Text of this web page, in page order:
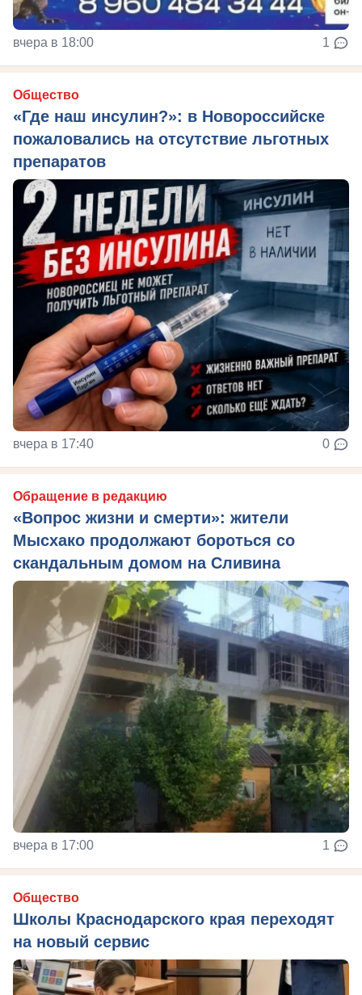
вчера в 18:00 1
Общество
«Где наш инсулин?»: в Новороссийске
пожаловались на отсутствие льготных
препаратов
вчера в 17:40 0
Обращение в редакцию
«Вопрос жизни и смерти»: жители
Мысхако продолжают бороться со
скандальным домом на Сливина
вчера в 17:00 1
Общество
Школы Краснодарского края переходят
на новый сервис